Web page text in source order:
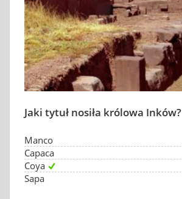
Jaki tytuł nosiła królowa Inków?
Manco
Capaca
Coya
Sapa